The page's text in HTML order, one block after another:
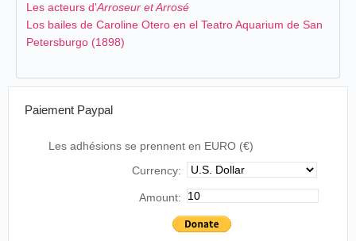
Les acteurs d'Arroseur et Arrosé
Los bailes de Caroline Otero en el Teatro Aquarium de San
Petersburgo (1898)
Paiement Paypal
Les adhésions se prennent en EURO (€)
Currency:
Amount: